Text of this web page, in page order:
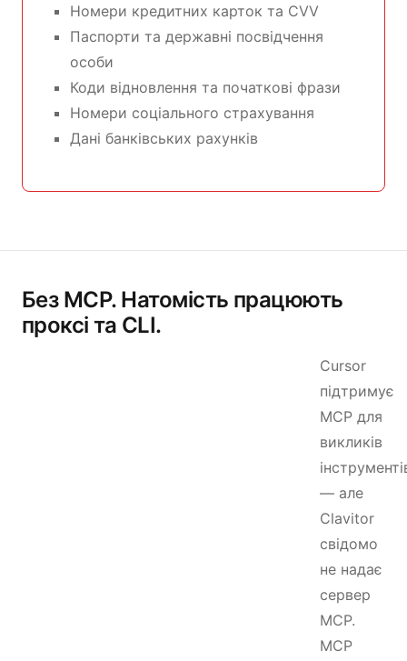
Номери кредитних карток та CVV
Паспорти та державні посвідчення
особи
Коди відновлення та початкові фрази
Номери соціального страхування
Дані банківських рахунків
Без MCP. Натомість працюють
проксі та CLI.
Cursor
підтримує
MCP для
викликів
— але
Clavitor
свідомо
не надає
сервер
MCP.
MCP